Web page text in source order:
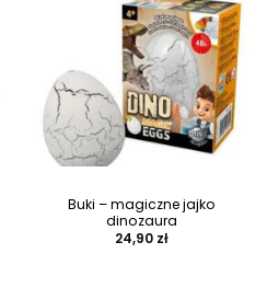
Buki – magiczne jajko
dinozaura
24,90 zł